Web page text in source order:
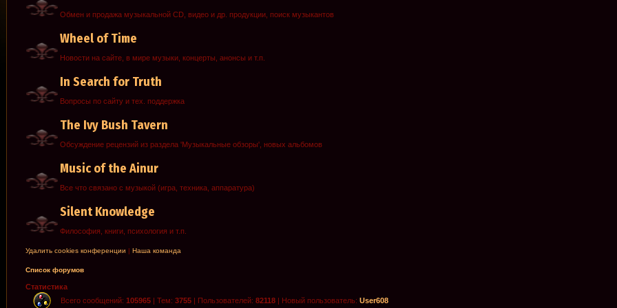
Обмен и продажа музыкальной CD, видео и др. продукции, поиск музыкантов
Wheel of Time
Новости на сайте, в мире музыки, концерты, анонсы и т.п.
In Search for Truth
Вопросы по сайту и тех. поддержка
The Ivy Bush Tavern
Обсуждение рецензий из раздела 'Музыкальные обзоры', новых альбомов
Music of the Ainur
Все что связано с музыкой (игра, техника, аппаратура)
Silent Knowledge
Философия, книги, психология и т.п.
Удалить cookies конференции | Наша команда
Список форумов
Статистика
Всего сообщений: 105965 | Тем: 3755 | Пользователей: 82118 | Новый пользователь: User608